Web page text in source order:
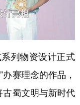
溯源中国
会展
悦读
列物资设计正式
赛理念的作品，
古蜀文明与新时代